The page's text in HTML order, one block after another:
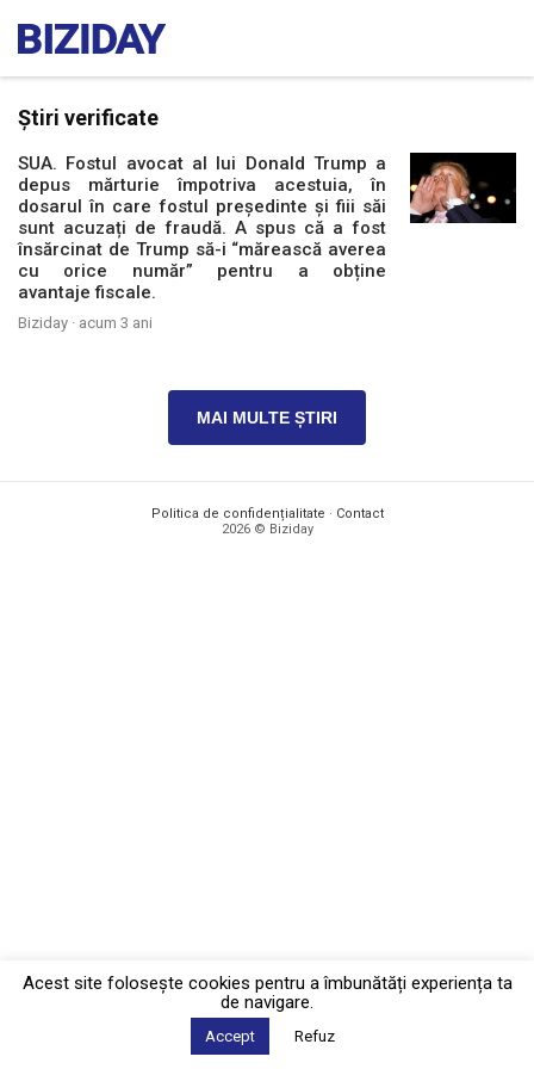
Știri verificate
SUA. Fostul avocat al lui Donald Trump a
depus mărturie împotriva acestuia, în
dosarul în care fostul președinte și fiii săi
sunt acuzați de fraudă. A spus că a fost
însărcinat de Trump să-i “mărească averea
cu orice număr” pentru a obține
avantaje fiscale.
Biziday · acum 3 ani
MAI MULTE ȘTIRI
Politica de confidențialitate · Contact
2026 © Biziday
Acest site foloseşte cookies pentru a îmbunătăți experiența ta
de navigare.
Accept Refuz